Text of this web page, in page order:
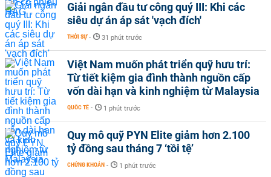
Giải ngân đầu tư công quý III: Khi các
siêu dự án áp sát 'vạch đích'
THỜI SỰ - 31 phút trước
Việt Nam muốn phát triển quỹ hưu trí:
Từ tiết kiệm gia đình thành nguồn cấp
vốn dài hạn và kinh nghiệm từ Malaysia
QUỐC TẾ - 1 phút trước
Quy mô quỹ PYN Elite giảm hơn 2.100
tỷ đồng sau tháng 7 ‘tồi tệ’
CHỨNG KHOÁN - 1 phút trước